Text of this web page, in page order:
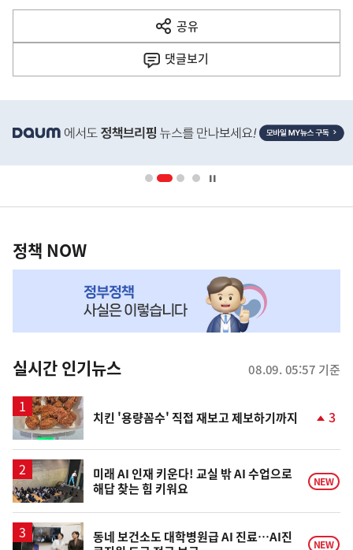
다
음
공유
열
기
댓글보기
단
배
영
책
NOW,
뉴
스
정책 NOW
실시간 인기뉴스 08.09. 05:57 기준
치킨 '용량꼼수' 직접 재보고 제보하기까지
계
승
3
미래 AI 인재 키운다! 교실 밖 AI 수업으로
해답 찾는 힘 키워요
NEW
동네 보건소도 대학병원급 AI 진료…AI진
NEW